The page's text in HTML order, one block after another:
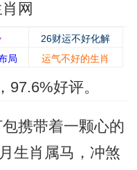
网
26财运不好化解
局 运气不好的生肖
97.6%好评。
携带着一颗心的
生肖属马，冲煞